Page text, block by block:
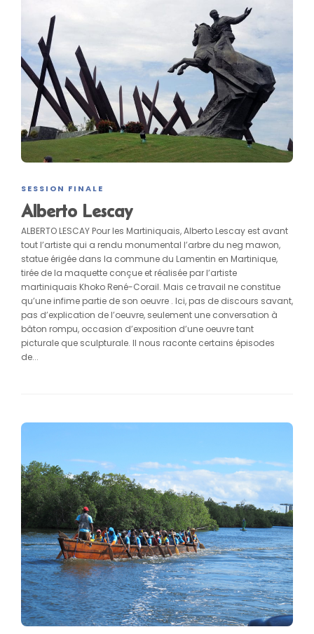
SESSION FINALE
Alberto Lescay
ALBERTO LESCAY Pour les Martiniquais, Alberto Lescay est avant
tout l’artiste qui a rendu monumental l’arbre du neg mawon,
statue érigée dans la commune du Lamentin en Martinique,
tirée de la maquette conçue et réalisée par l’artiste
martiniquais Khoko René-Corail. Mais ce travail ne constitue
qu’une infime partie de son oeuvre . Ici, pas de discours savant,
pas d’explication de l’oeuvre, seulement une conversation à
bâton rompu, occasion d’exposition d’une oeuvre tant
picturale que sculpturale. Il nous raconte certains épisodes
de...